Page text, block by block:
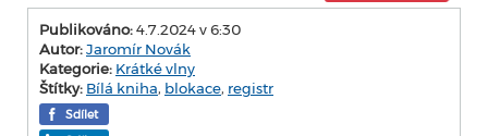
Publikováno:4.7.2024 v 6:30
Autor:Jaromír Novák
Kategorie: Krátké vlny
Štítky: Bílá kniha, blokace, registr
Sdílet